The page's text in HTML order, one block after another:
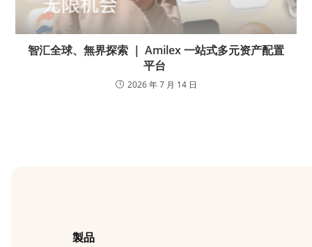
智汇全球、無界探索 ｜ Amilex 一站式多元资产配置
平台
2026 年 7 月 14 日
製品